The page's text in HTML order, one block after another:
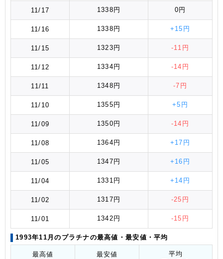
11/17 1338円 0円
11/16 1338円 +15円
11/15 1323円 -11円
11/12 1334円 -14円
11/11 1348円 -7円
11/10 1355円 +5円
11/09 1350円 -14円
11/08 1364円 +17円
11/05 1347円 +16円
11/04 1331円 +14円
11/02 1317円 -25円
11/01 1342円 -15円
1993年11月のプラチナの最高値 ・最安値 ・平均
最高値
最安値
平均